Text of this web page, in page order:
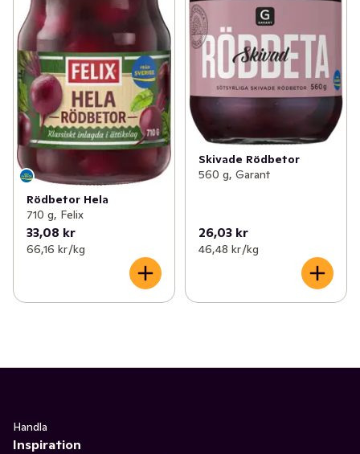
Rödbetor Hela
710 g, Felix
33,08 kr
66,16 kr /kg
Skivade Rödbetor
560 g, Garant
26,03 kr
46,48 kr /kg
Handla
Inspiration